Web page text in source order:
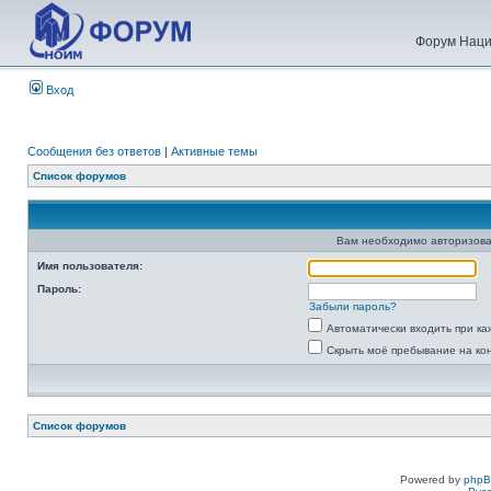
Форум
Вход
Сообщения без ответов | Активные темы
Список форумов
Вам необходимо
Имя пользователя:
Пароль:
Забыли пароль?
Автоматически входить при
Скрыть моё пребывание на
Список форумов
Powered by